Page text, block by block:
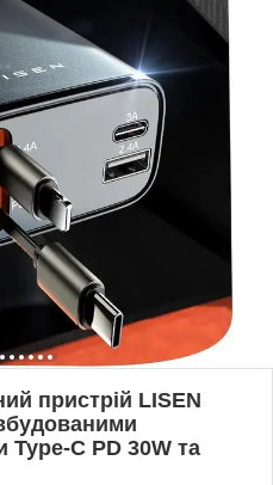
пристрій LISEN
C PD 30W та